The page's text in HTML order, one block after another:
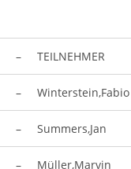
– TEILNEHMER
– Winterstein,Fabio
– Summers,Jan
– Müller,Marvin